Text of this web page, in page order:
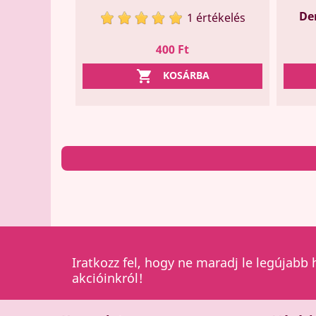
1 értékelés
Ár
400 Ft
 KOSÁRBA
Iratkozz fel, hogy ne maradj le legújabb
akcióinkról!